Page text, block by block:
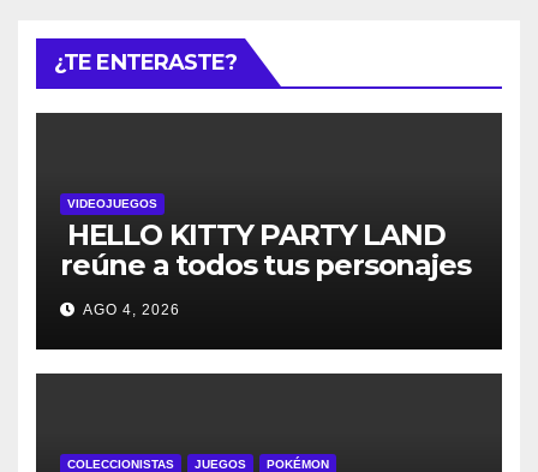
¿TE ENTERASTE?
VIDEOJUEGOS
HELLO KITTY PARTY LAND
reúne a todos tus personajes
favoritos en un solo lugar; ya
están disponibles las
preventas digitales
AGO 4, 2026
COLECCIONISTAS JUEGOS POKÉMON